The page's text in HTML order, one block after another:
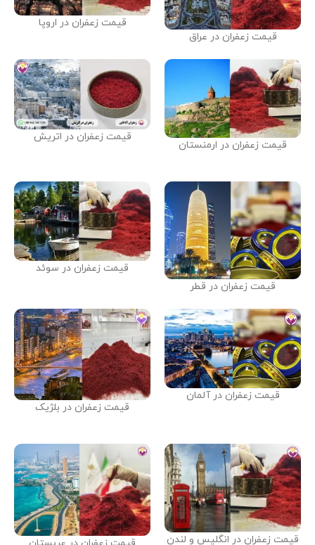
قیمت زعفران در عراق
قیمت زعفران در اروپا
قیمت زعفران در ارمنستان
قیمت زعفران در اتریش
قیمت زعفران در قطر
قیمت زعفران در سوئد
قیمت زعفران در آلمان
قیمت زعفران در بلژیک
قیمت زعفران در انگلیس و لندن